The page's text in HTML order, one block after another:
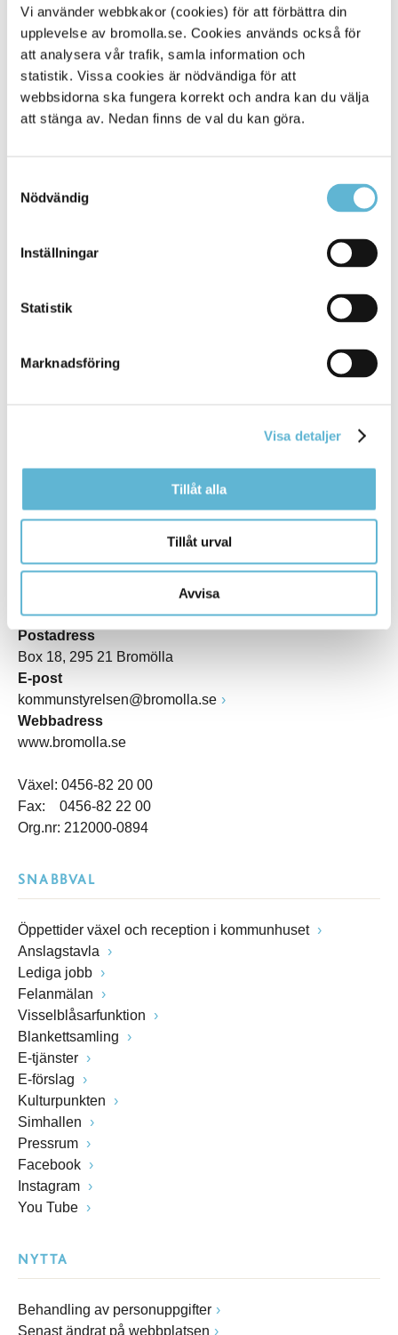
Vi använder webbkakor (cookies) för att förbättra din
upplevelse av bromolla.se. Cookies används också för
att analysera vår trafik, samla information och
statistik. Vissa cookies är nödvändiga för att
webbsidorna ska fungera korrekt och andra kan du välja
att stänga av. Nedan finns de val du kan göra.
Nödvändig
Inställningar
Statistik
Marknadsföring
Visa detaljer
Tillåt alla
Tillåt urval
Avvisa
och lågstadiet. En biljett som barnen lämnar in på
biblioteket i utbyte mot en Sommarboken-folder. Detta gör
vi för att lyfta och engagera våra yngsta barn som ännu
inte har upptäckt Sommarboken.
Läser du mycket kan du delta i Sommarboken två gånger
Kommentera
Kommunhuset, Storgatan 48
Postadress
Box 18, 295 21 Bromölla
E-post
kommunstyrelsen@bromolla.se
Webbadress
www.bromolla.se
Växel: 0456-82 20 00
Fax: 0456-82 22 00
Org.nr: 212000-0894
SNABBVAL
Öppettider växel och reception i kommunhuset
Anslagstavla
Lediga jobb
Felanmälan
Visselblåsarfunktion
Blankettsamling
E-tjänster
E-förslag
Kulturpunkten
Simhallen
Pressrum
Facebook
Instagram
You Tube
NYTTA
Behandling av personuppgifter
Senast ändrat på webbplatsen